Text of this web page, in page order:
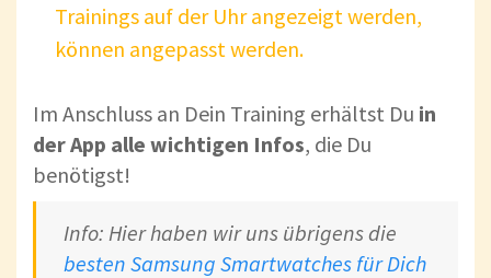
Trainings auf der Uhr angezeigt werden,
können angepasst werden.
Im Anschluss an Dein Training erhältst Du in
der App alle wichtigen Infos, die Du
benötigst!
Info: Hier haben wir uns übrigens die
besten Samsung Smartwatches für Dich